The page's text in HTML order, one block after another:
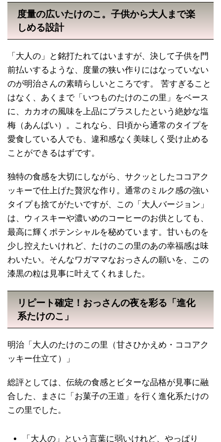
度量の広いたけのこ。子供から大人まで楽
しめる設計
「大人の」と銘打たれてはいますが、決して子供を門
前払いするような、度量の狭い作りにはなっていない
のが明治さんの素晴らしいところです。 苦すぎること
はなく、あくまで「いつものたけのこの里」をベース
に、カカオの風味を上品にプラスしたという絶妙な塩
梅（あんばい）。これなら、日頃から通常のタイプを
愛食している人でも、違和感なく美味しく受け止める
ことができるはずです。
独特の食感を大切にしながら、サクッとしたココアク
ッキーで仕上げた贅沢な作り。通常のミルク感の強い
タイプも捨てがたいですが、この「大人バージョン」
は、ウィスキーや濃いめのコーヒーのお供としても、
最高に輝くポテンシャルを秘めています。甘いものを
少し控えたいけれど、たけのこの里のあの幸福感は味
わいたい。そんなワガママなおっさんの願いを、この
漆黒の粒は見事に叶えてくれました。
リピート確定！おっさんの夜を彩る「進化
系たけのこ」
明治「大人のたけのこの里（甘さひかえめ・ココアク
ッキー仕立て）」
総評としては、伝統の食感とビターな品格が見事に融
合した、まさに「お菓子の王道」を行く進化系たけの
この里でした。
「大人の」という言葉に弱いけれど、やっぱり